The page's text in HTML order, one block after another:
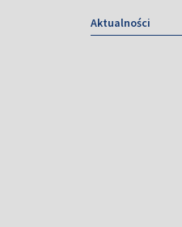
Aktualności